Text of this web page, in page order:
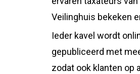
Veilinghuis bekeken
Ieder kavel wordt
gepubliceerd met
zodat ook klanten op